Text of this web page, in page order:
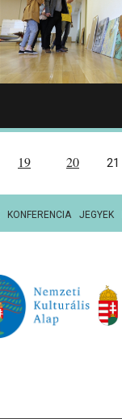
19 20 21
KONFERENCIA JEGYEK